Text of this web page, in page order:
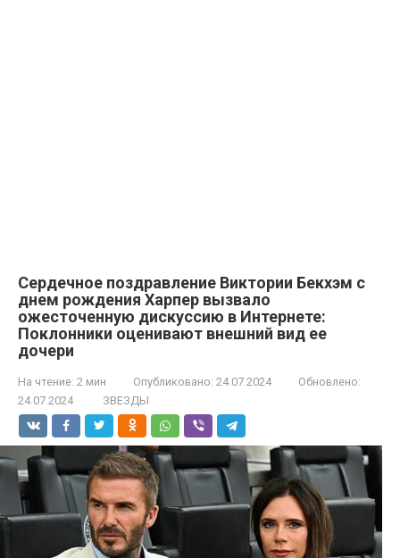
Сердечное поздравление Виктории Бекхэм с
днем рождения Харпер вызвало
ожесточенную дискуссию в Интернете:
Поклонники оценивают внешний вид ее
дочери
На чтение: 2 мин Опубликовано: 24.07.2024
Обновлено:
24.07.2024
ЗВЕЗДЫ